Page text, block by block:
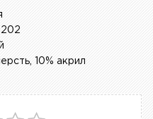
10% акрил